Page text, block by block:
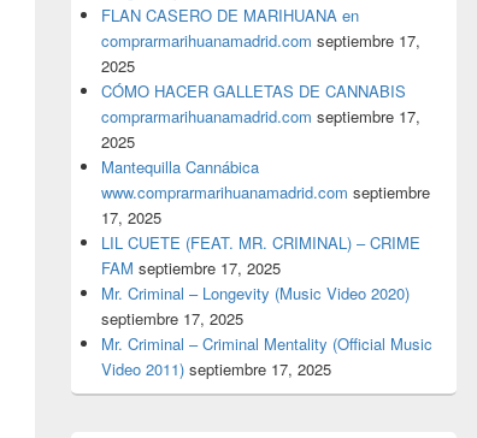
FLAN CASERO DE MARIHUANA en
comprarmarihuanamadrid.com septiembre 17,
2025
CÓMO HACER GALLETAS DE CANNABIS
comprarmarihuanamadrid.com septiembre 17,
2025
Mantequilla Cannábica
www.comprarmarihuanamadrid.com septiembre
17, 2025
LIL CUETE (FEAT. MR. CRIMINAL) – CRIME
FAM septiembre 17, 2025
Mr. Criminal – Longevity (Music Video 2020)
septiembre 17, 2025
Mr. Criminal – Criminal Mentality (Official Music
Video 2011) septiembre 17, 2025